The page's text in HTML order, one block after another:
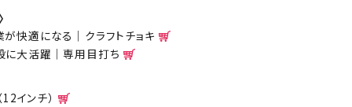
快適になる｜クラフトチョキ
に大活躍｜専用目打ち
インチ）